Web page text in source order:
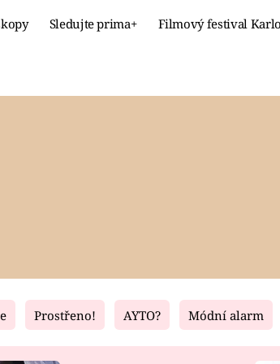
Sledujte prima+ Filmový festival
Fresh Living
Prostřeno! AYTO? Módní alarm